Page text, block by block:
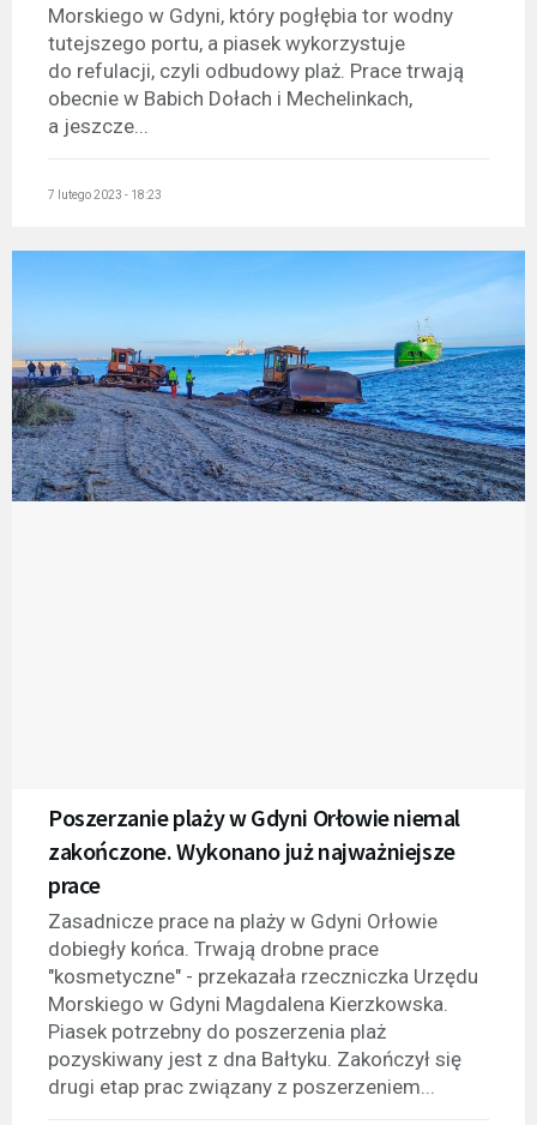
Morskiego w Gdyni, który pogłębia tor wodny
tutejszego portu, a piasek wykorzystuje
do refulacji, czyli odbudowy plaż. Prace trwają
obecnie w Babich Dołach i Mechelinkach,
a jeszcze...
7 lutego 2023 - 18:23
Poszerzanie plaży w Gdyni Orłowie niemal
zakończone. Wykonano już najważniejsze
prace
Zasadnicze prace na plaży w Gdyni Orłowie
dobiegły końca. Trwają drobne prace
"kosmetyczne" - przekazała rzeczniczka Urzędu
Morskiego w Gdyni Magdalena Kierzkowska.
Piasek potrzebny do poszerzenia plaż
pozyskiwany jest z dna Bałtyku. Zakończył się
drugi etap prac związany z poszerzeniem...